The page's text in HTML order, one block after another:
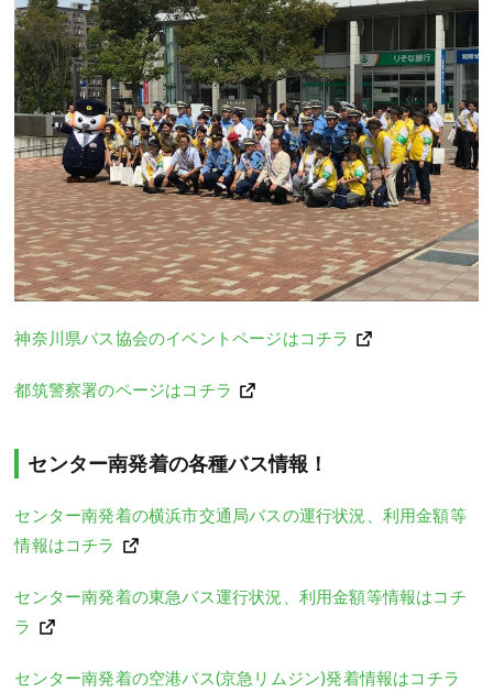
神奈川県バス協会のイベントページはコチラ
都筑警察署のページはコチラ
センター南発着の各種バス情報！
センター南発着の横浜市交通局バスの運行状況、利用金額等
情報はコチラ
センター南発着の東急バス運行状況、利用金額等情報はコチ
ラ
センター南発着の空港バス(京急リムジン)発着情報はコチラ